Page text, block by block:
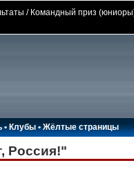
/ Командный приз
•Клубы •Жёлтые страницы
Россия!"